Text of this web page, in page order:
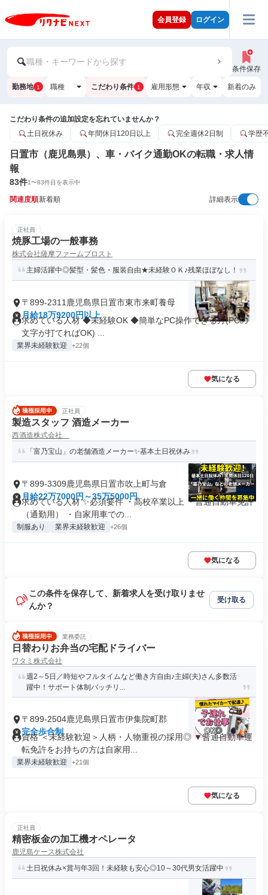
会員登録 ログイン
職種・キーワードから探す
条件保存
勤務地 1 職種 こだわり条件 1 雇用形態 年収 新着のみ
こだわり条件の追加設定を忘れていませんか？
土日祝休み
年間休日120日以上 完全週休2日制 学歴
日置市（鹿児島県）、車・バイク通勤OKの転職・求人情
報
83件1〜83件目を表示中
関連度順新着順 詳細表示
正社員
焼豚工場の一般事務
株式会社薩摩ファームブロスト
主婦活躍中◎髪型・髪色・服装自由★未経験ＯＫ♪残業ほぼなし！
〒899-2311鹿児島県日置市東市来町養母
月給18万9200円以上
求めている人材 ◆未経験OK ◆簡単なPC操作できる方(PCの
文字が打てればOK) ...
業界未経験歓迎 +22個
気になる
正社員
製造スタッフ 酒造メーカー
西酒造株式会社
「富乃宝山」の老舗酒造メーカー✨基本土日祝休み
〒899-3309鹿児島県日置市吹上町与倉
月給22万7000円～35万5000円
求めている人材 ✨必須要件 ・高校卒業以上 ・普通自動車免許
（通勤用） ・自家用車での...
制服あり 業界未経験歓迎 +26個
気になる
この条件を保存して、新着求人を受け取りませ
んか？
受け取る
業務委託
日替わりお弁当の宅配ドライバー
ワタミ株式会社
週2～5日／時短やフルタイムなど働き方自由♪主婦(夫)さん多数活
躍中！サポート体制バッチリ...
〒899-2504鹿児島県日置市伊集院町郡
完全歩合制
資格 ＜未経験歓迎＞人柄・人物重視の採用◎ ▼普通自動車運
転免許をお持ちの方は自家用...
業界未経験歓迎 +21個
気になる
正社員
精密板金の加工機オペレータ
鹿児島ケース株式会社
土日祝休み×賞与年3回！未経験も安心◎10～30代男女活躍中